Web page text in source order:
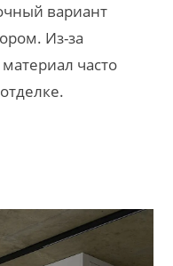
вариант
Из-за
часто